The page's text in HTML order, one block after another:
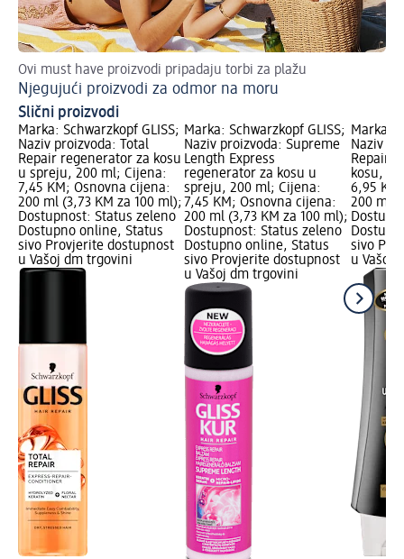
Ovi must have proizvodi pripadaju torbi za plažu
Njegujući proizvodi za odmor na moru
Slični proizvodi
Marka: Schwarzkopf GLISS;
Naziv proizvoda: Total
Repair regenerator za kosu
u spreju, 200 ml; Cijena:
7,45 KM; Osnovna cijena:
200 ml (3,73 KM za 100 ml);
Dostupnost: Status zeleno
Dostupno online, Status
sivo Provjerite dostupnost
u Vašoj dm trgovini
Marka: Schwarzkopf GLISS;
Naziv proizvoda: Supreme
Length Express
regenerator za kosu u
spreju, 200 ml; Cijena:
7,45 KM; Osnovna cijena:
200 ml (3,73 KM za 100 ml);
Dostupnost: Status zeleno
Dostupno online, Status
sivo Provjerite dostupnost
u Vašoj dm trgovini
Marka:
Naziv
Repair
kosu,
6,95
200 ml
sivo
u Vašoj